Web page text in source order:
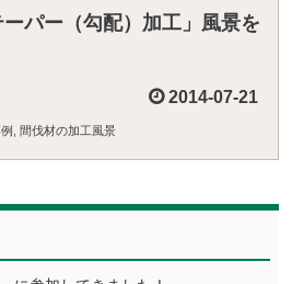
ーパー（勾配）加工」風景を
2014-07-21
間伐材の加工風景